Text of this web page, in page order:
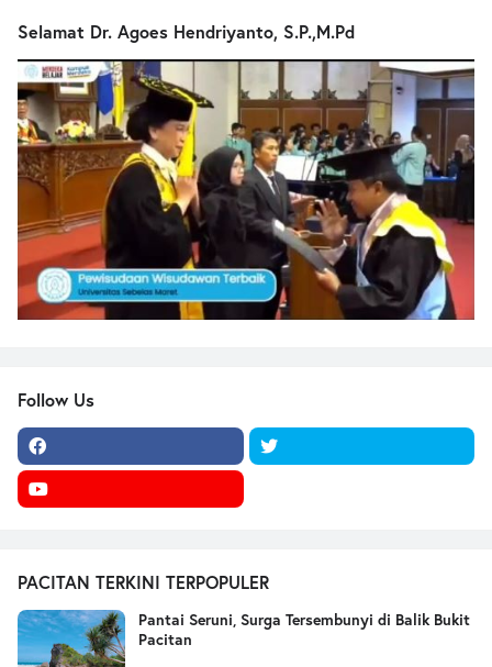
Selamat Dr. Agoes Hendriyanto, S.P.,M.Pd
Follow Us
PACITAN TERKINI TERPOPULER
Pantai Seruni, Surga Tersembunyi di Balik Bukit
Pacitan